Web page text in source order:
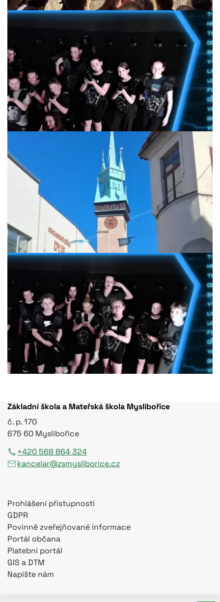
Základní škola a Mateřská škola Myslibořice
č. p. 170
675 60 Myslibořice
+420 568 864 324
kancelar@zsmysliborice.cz
Prohlášení přístupnosti
GDPR
Povinně zveřejňované informace
Portál občana
Platební portál
GIS a DTM
Napište nám